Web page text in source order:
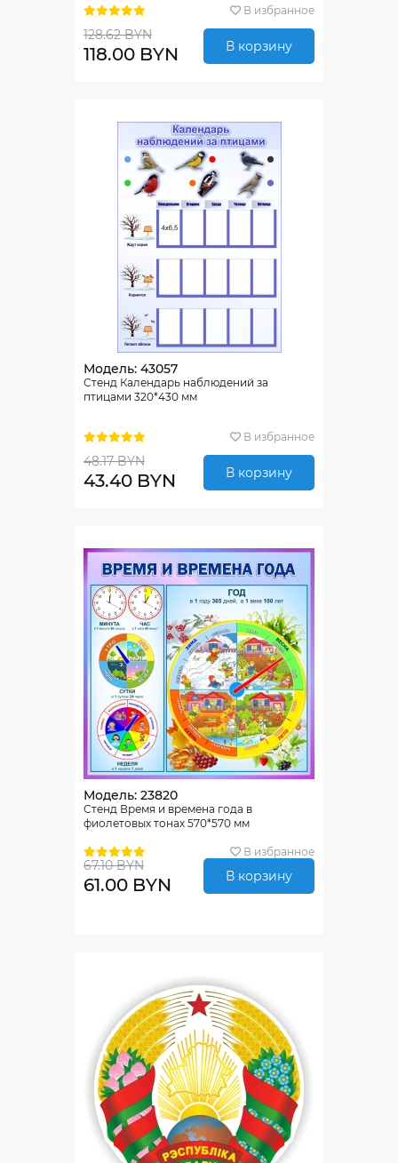
В избранное
128.62 BYN
118.00 BYN В корзину
Модель: 43057
Стенд Календарь наблюдений за
птицами 320*430 мм
В избранное
48.17 BYN
43.40 BYN В корзину
Модель: 23820
Стенд Время и времена года в
фиолетовых тонах 570*570 мм
В избранное
67.10 BYN
61.00 BYN В корзину